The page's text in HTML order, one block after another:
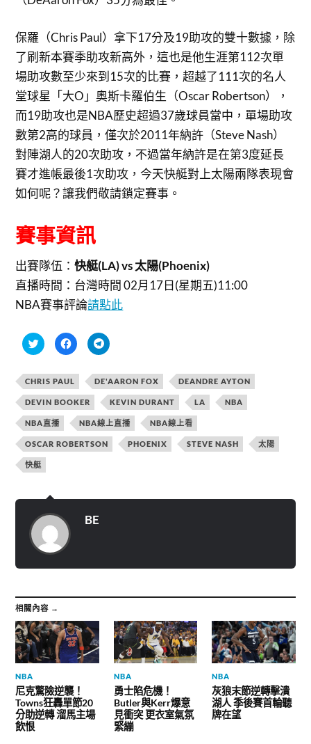
保羅（Chris Paul）拿下17分及19助攻的雙十數據，除
了刷新本賽季助攻新高外，這也是他生涯第112次單
場助攻數至少來到15次的比賽，超越了111次的名人
堂球星「大O」奧斯卡羅伯生（Oscar Robertson），
而19助攻也是NBA歷史超過37歲球員當中，單場助攻
數第2高的球員，僅次於2011年納許（Steve Nash）
對陣湖人的20次助攻，不過當年納許是在第3度延長
賽才進帳最後1次助攻，今天快艇對上太陽兩隊表現會
如何呢？讓我們敬請鎖定賽事。
賽事資訊
出賽隊伍：快艇(LA) vs 太陽(Phoenix)
直播時間： 台灣時間 02月17日(星期五)11:00
NBA賽事評論請點此
分
享
w
i
t
t
e
r
(
在
新
視
窗
中
開
按
一
分
享
至
F
a
c
e
b
o
o
窗
按
一
分
享
到
T
e
l
e
g
r
a
窗
CHRIS PAUL DE'AARON FOX DEANDRE AYTON
DEVIN BOOKER KEVIN DURANT LA NBA
NBA直播 NBA線上直播 NBA線上看
OSCAR ROBERTSON PHOENIX STEVE NASH 太陽
快艇
BE
相關內容 →
NBA
尼克驚險逆襲！
Towns狂轟單節20
分助逆轉 溜馬主場
飲恨
NBA
勇士陷危機！
Butler與Kerr爆意
見衝突 更衣室氣氛
緊繃
NBA
灰狼末節逆轉擊潰
湖人 季後賽首輪聽
牌在望